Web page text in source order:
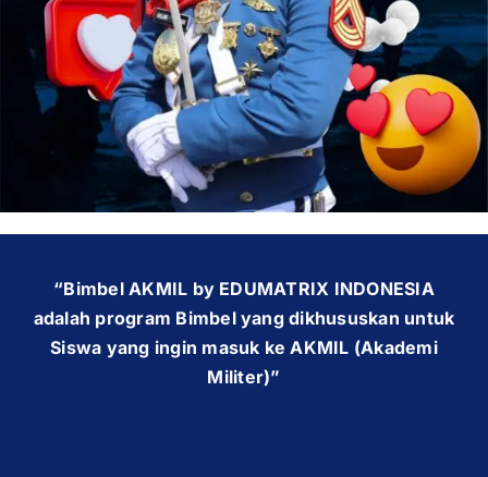
OUR PROGRAM
REGISTRATION
CONTACT US
“Bimbel AKMIL by EDUMATRIX INDONESIA
adalah program Bimbel yang dikhususkan untuk
Siswa yang ingin masuk ke AKMIL (Akademi
Militer)”